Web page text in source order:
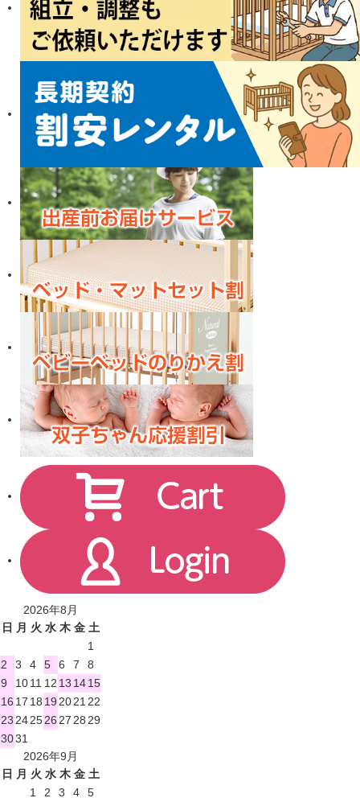
2026年8月
日 月 火 水 木 金 土
1
2
3 4 5 6 7
8
9
1011 12 13 1415
16 17 18 19 2021 22
23 242526 27 28 29
3031
2026年9月
日 月 火 水 木 金 土
1
2 3 4 5